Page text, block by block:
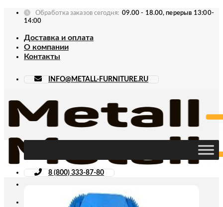
Skip
Обработка заказов сегодня: 09.00 - 18.00, перерыв 13:00-
14:00
Доставка и оплата
О компании
Контакты
INFO@METALL-FURNITURE.RU
8 (800) 333-87-80